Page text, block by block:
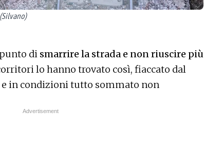
di smarrire la strada e non riuscire più
lo hanno trovato così, fiaccato dal
in condizioni tutto sommato non